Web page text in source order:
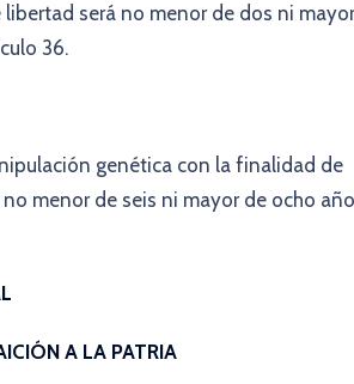
será no menor de dos ni mayor
36.
genética con la finalidad de
menor de seis ni mayor de ocho
A LA PATRIA